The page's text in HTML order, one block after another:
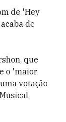
de 'Hey
de
que
o 'maior
votação